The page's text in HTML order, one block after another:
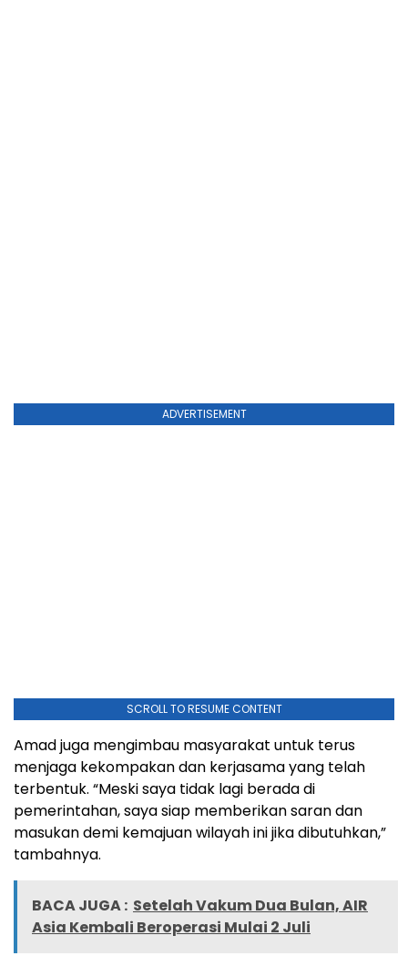
ADVERTISEMENT
SCROLL TO RESUME CONTENT
Amad juga mengimbau masyarakat untuk terus
menjaga kekompakan dan kerjasama yang telah
terbentuk. “Meski saya tidak lagi berada di
pemerintahan, saya siap memberikan saran dan
masukan demi kemajuan wilayah ini jika dibutuhkan,”
tambahnya.
BACA JUGA : Setelah Vakum Dua Bulan, AIR
Asia Kembali Beroperasi Mulai 2 Juli